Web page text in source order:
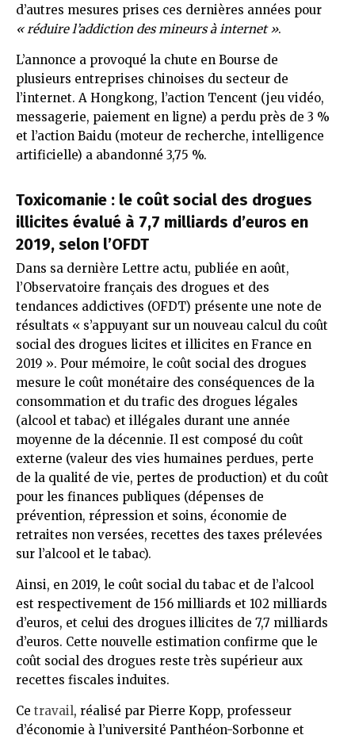
d’autres mesures prises ces dernières années pour
« réduire l’addiction des mineurs à internet ».
L’annonce a provoqué la chute en Bourse de
plusieurs entreprises chinoises du secteur de
l’internet. A Hongkong, l’action Tencent (jeu vidéo,
messagerie, paiement en ligne) a perdu près de 3 %
et l’action Baidu (moteur de recherche, intelligence
artificielle) a abandonné 3,75 %.
Toxicomanie : le coût social des drogues
illicites évalué à 7,7 milliards d’euros en
2019, selon l’OFDT
Dans sa dernière Lettre actu, publiée en août,
l’Observatoire français des drogues et des
tendances addictives (OFDT) présente une note de
résultats « s’appuyant sur un nouveau calcul du coût
social des drogues licites et illicites en France en
2019 ». Pour mémoire, le coût social des drogues
mesure le coût monétaire des conséquences de la
consommation et du trafic des drogues légales
(alcool et tabac) et illégales durant une année
moyenne de la décennie. Il est composé du coût
externe (valeur des vies humaines perdues, perte
de la qualité de vie, pertes de production) et du coût
pour les finances publiques (dépenses de
prévention, répression et soins, économie de
retraites non versées, recettes des taxes prélevées
sur l’alcool et le tabac).
Ainsi, en 2019, le coût social du tabac et de l’alcool
est respectivement de 156 milliards et 102 milliards
d’euros, et celui des drogues illicites de 7,7 milliards
d’euros. Cette nouvelle estimation confirme que le
coût social des drogues reste très supérieur aux
recettes fiscales induites.
Ce travail, réalisé par Pierre Kopp, professeur
d’économie à l’université Panthéon-Sorbonne et